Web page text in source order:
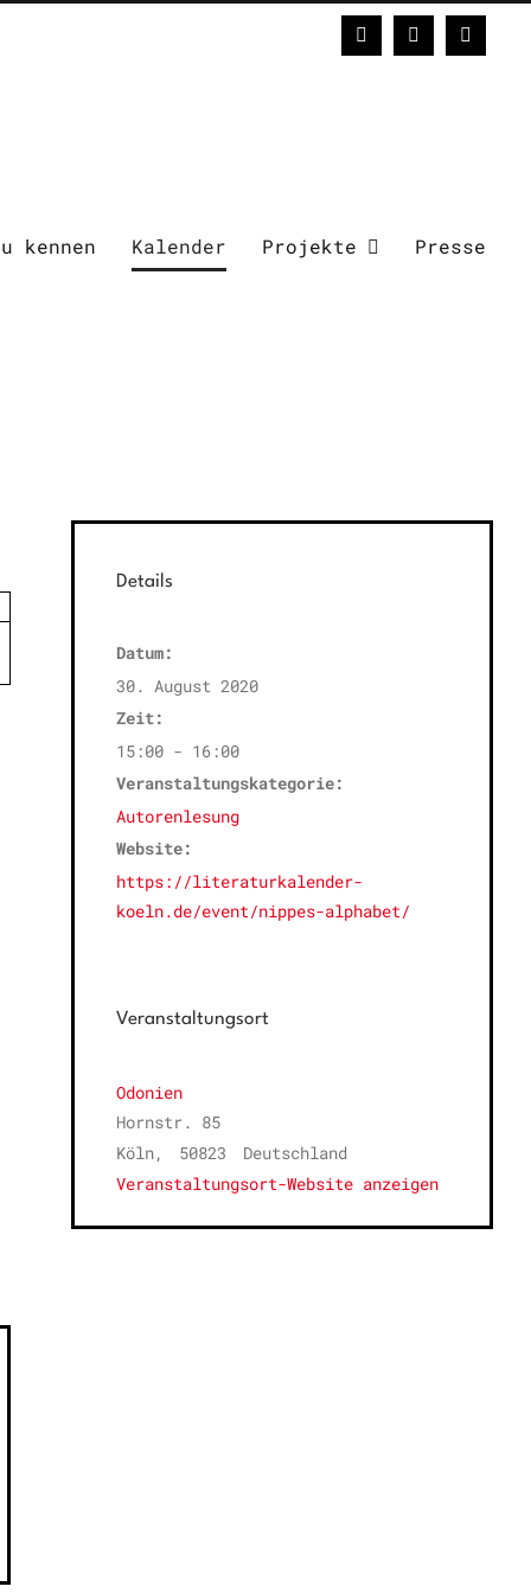
FacebookInstagram
E-
Mail
kennen Kalender Projekte Presse
Details
Datum:
30. August 2020
Zeit:
15:00 - 16:00
Veranstaltungskategorie:
Autorenlesung
Website:
https://literaturkalender-
koeln.de/event/nippes-alphabet/
Veranstaltungsort
Odonien
Hornstr. 85
Köln, 50823
Deutschland
Veranstaltungsort-Website anzeigen